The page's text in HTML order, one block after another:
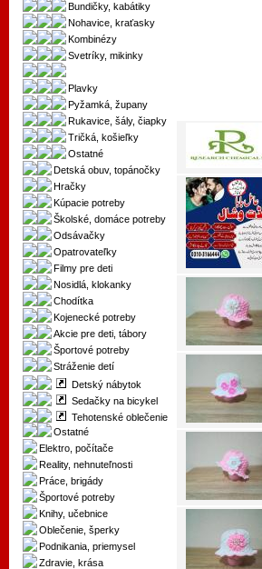
Bundičky, kabátiky
Nohavice, kraťasky
Kombinézy
Svetríky, mikinky
Plavky
Pyžamká, župany
Rukavice, šály, čiapky
Tričká, košieľky
Ostatné
Detská obuv, topánočky
Hračky
Kúpacie potreby
Školské, domáce potreby
Odsávačky
Opatrovateľky
Filmy pre deti
Nosidlá, klokanky
Chodítka
Kojenecké potreby
Akcie pre deti, tábory
Športové potreby
Stráženie detí
Detský nábytok
Sedačky na bicykel
Tehotenské oblečenie
Ostatné
Elektro, počítače
Reality, nehnuteľnosti
Práce, brigády
Športové potreby
Knihy, učebnice
Oblečenie, šperky
Podnikania, priemysel
Zdravie, krása